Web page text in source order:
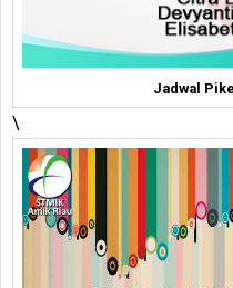
Jadwal
\